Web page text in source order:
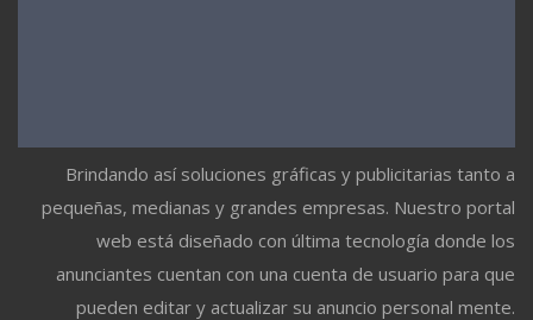
Brindando así soluciones gráficas y publicitarias tanto a
pequeñas, medianas y grandes empresas. Nuestro portal
web está diseñado con última tecnología donde los
anunciantes cuentan con una cuenta de usuario para que
pueden editar y actualizar su anuncio personal mente.